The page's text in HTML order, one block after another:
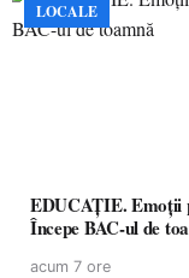
LOCALE
EDUCAȚIE. Emoții
Începe BAC-ul de
acum 7 ore